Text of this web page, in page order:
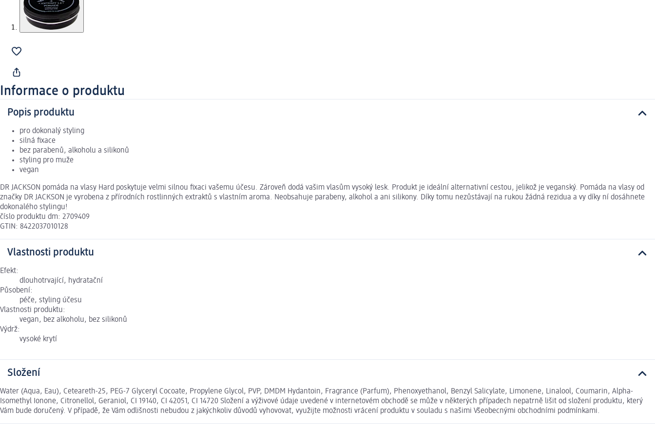
Informace o produktu
Popis produktu
pro dokonalý styling
silná fixace
bez parabenů, alkoholu a silikonů
styling pro muže
vegan
DR JACKSON pomáda na vlasy Hard poskytuje velmi silnou fixaci vašemu účesu. Zároveň dodá vašim vlasům vysoký lesk. Produkt je ideální alternativní cestou, jelikož je veganský. Pomáda na vlasy od
značky DR JACKSON je vyrobena z přírodních rostlinných extraktů s vlastním aroma. Neobsahuje parabeny, alkohol a ani silikony. Díky tomu nezůstávají na rukou žádná rezidua a vy díky ní dosáhnete
dokonalého stylingu!
číslo produktu dm: 2709409
GTIN: 8422037010128
Vlastnosti produktu
Efekt:
dlouhotrvající, hydratační
Působení:
péče, styling účesu
Vlastnosti produktu:
vegan, bez alkoholu, bez silikonů
Výdrž:
vysoké krytí
Složení
Water (Aqua, Eau), Ceteareth-25, PEG-7 Glyceryl Cocoate, Propylene Glycol, PVP, DMDM Hydantoin, Fragrance (Parfum), Phenoxyethanol, Benzyl Salicylate, Limonene, Linalool, Coumarin, Alpha-
Isomethyl Ionone, Citronellol, Geraniol, CI 19140, CI 42051, CI 14720 Složení a výživové údaje uvedené v internetovém obchodě se může v některých případech nepatrně lišit od složení produktu, který
Vám bude doručený. V případě, že Vám odlišnosti nebudou z jakýchkoliv důvodů vyhovovat, využijte možnosti vrácení produktu v souladu s našimi Všeobecnými obchodními podmínkami.